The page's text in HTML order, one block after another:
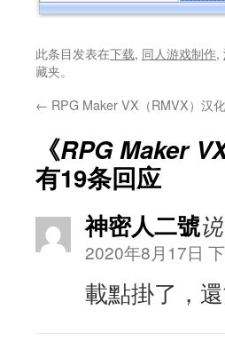
此条目发表在下载, 同人游戏制作,
藏夹。
← RPG Maker VX（RMVX）汉
《RPG Maker
有19条回应
神密人二號
2020年8月17日
載點掛了，